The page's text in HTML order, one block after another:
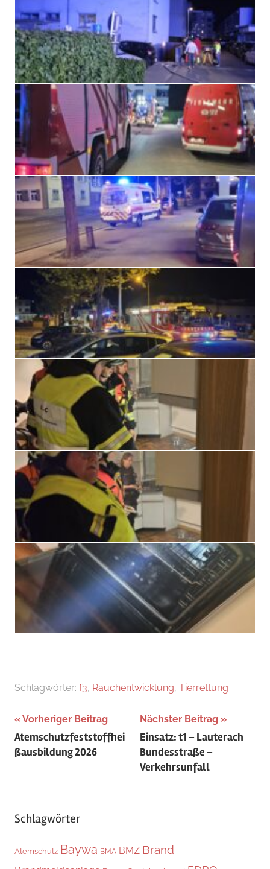
Schlagwörter: f3, Rauchentwicklung, Tierrettung
Beitragsnavigation
Vorheriger Beitrag
Atemschutzfeststoffhei
ßausbildung 2026
Nächster Beitrag
Einsatz: t1 – Lauterach
Bundesstraße –
Verkehrsunfall
Schlagwörter
Atemschutz Baywa BMA BMZ Brand